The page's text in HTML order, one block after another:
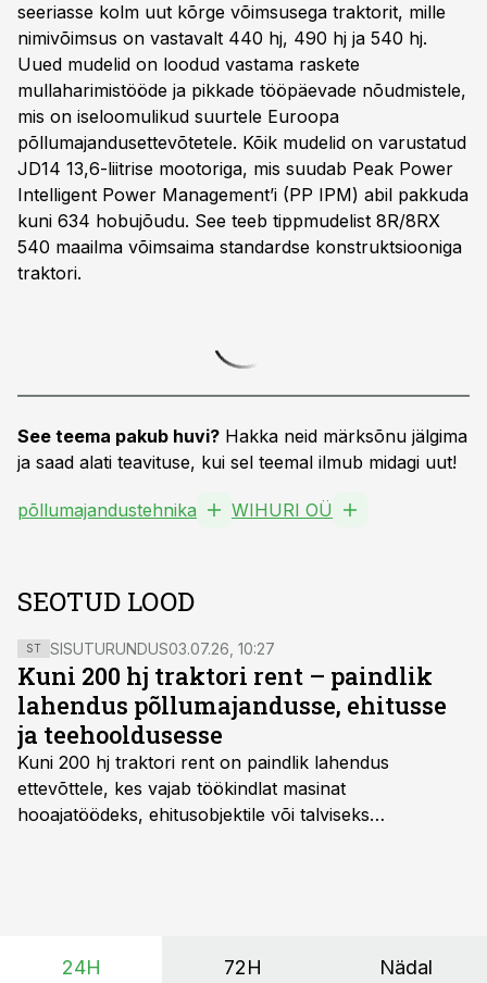
seeriasse kolm uut kõrge võimsusega traktorit, mille
nimivõimsus on vastavalt 440 hj, 490 hj ja 540 hj.
Uued mudelid on loodud vastama raskete
mullaharimistööde ja pikkade tööpäevade nõudmistele,
mis on iseloomulikud suurtele Euroopa
põllumajandusettevõtetele. Kõik mudelid on varustatud
JD14 13,6-liitrise mootoriga, mis suudab Peak Power
Intelligent Power Management’i (PP IPM) abil pakkuda
kuni 634 hobujõudu. See teeb tippmudelist 8R/8RX
540 maailma võimsaima standardse konstruktsiooniga
traktori.
See teema pakub huvi? Hakka neid märksõnu jälgima
ja saad alati teavituse, kui sel teemal ilmub midagi uut!
põllumajandustehnika WIHURI OÜ
SEOTUD LOOD
ST SISUTURUNDUS03.07.26, 10:27
Kuni 200 hj traktori rent – paindlik
lahendus põllumajandusse, ehitusse
ja teehooldusesse
Kuni 200 hj traktori rent on paindlik lahendus
ettevõttele, kes vajab töökindlat masinat
hooajatöödeks, ehitusobjektile või talviseks
on suurim ning iga töötund on oluline.
24H 72H Nädal